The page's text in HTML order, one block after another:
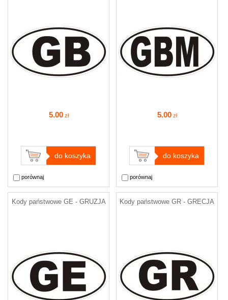
5.00 zł
do koszyka
porównaj
5.00 zł
do koszyka
porównaj
Kody państwowe GE - GRUZJA Kody państwowe GR - GRECJA